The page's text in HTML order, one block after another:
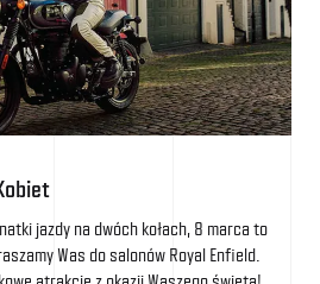
jazdy na dwóch kołach, 8 marca to
Was do salonów Royal Enfield.